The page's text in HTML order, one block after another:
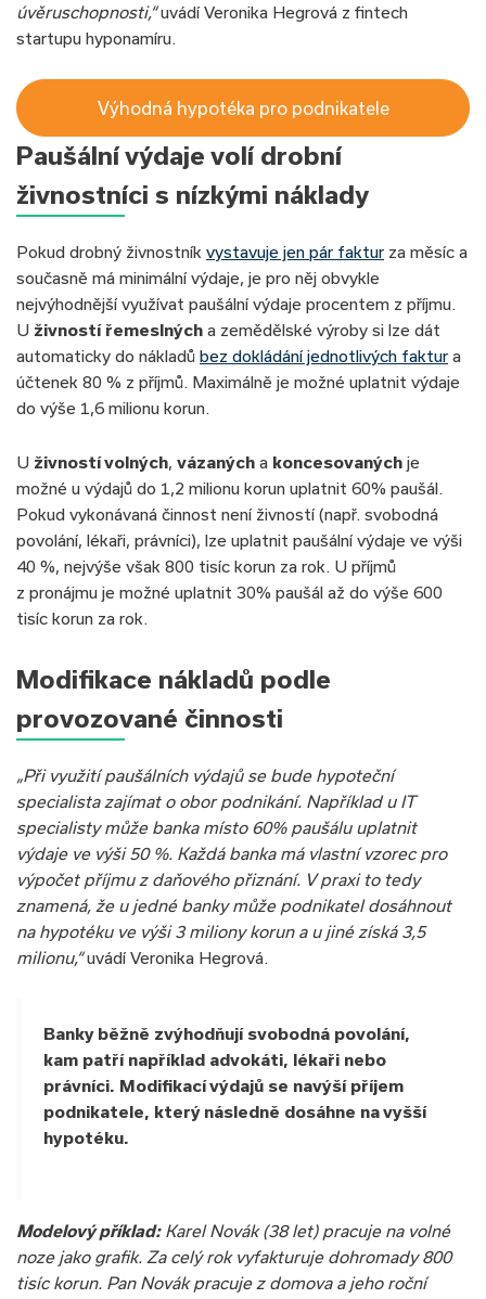
úvěruschopnosti,“uvádí Veronika Hegrová z fintech
startupu hyponamíru.
Výhodná hypotéka pro podnikatele
Paušální výdaje volí drobní
živnostníci s nízkými náklady
Pokud drobný živnostník vystavuje jen pár faktur za měsíc a
současně má minimální výdaje, je pro něj obvykle
nejvýhodnější využívat paušální výdaje procentem z příjmu.
U živností řemeslných a zemědělské výroby si lze dát
automaticky do nákladů bez dokládání jednotlivých faktur a
účtenek 80 % z příjmů. Maximálně je možné uplatnit výdaje
do výše 1,6 milionu korun.
U živností volných, vázaných a koncesovaných je
možné u výdajů do 1,2 milionu korun uplatnit 60% paušál.
Pokud vykonávaná činnost není živností (např. svobodná
povolání, lékaři, právníci), lze uplatnit paušální výdaje ve výši
40 %, nejvýše však 800 tisíc korun za rok. U příjmů
z pronájmu je možné uplatnit 30% paušál až do výše 600
tisíc korun za rok.
Modifikace nákladů podle
provozované činnosti
„Při využití paušálních výdajů se bude hypoteční
specialista zajímat o obor podnikání. Například u IT
specialisty může banka místo 60% paušálu uplatnit
výdaje ve výši 50 %. Každá banka má vlastní vzorec pro
výpočet příjmu z daňového přiznání. V praxi to tedy
znamená, že u jedné banky může podnikatel dosáhnout
na hypotéku ve výši 3 miliony korun a u jiné získá 3,5
milionu,“uvádí Veronika Hegrová.
Banky běžně zvýhodňují svobodná povolání,
kam patří například advokáti, lékaři nebo
právníci. Modifikací výdajů se navýší příjem
podnikatele, který následně dosáhne na vyšší
hypotéku.
Modelový příklad:Karel Novák (38 let) pracuje na volné
noze jako grafik. Za celý rok vyfakturuje dohromady 800
tisíc korun. Pan Novák pracuje z domova a jeho roční